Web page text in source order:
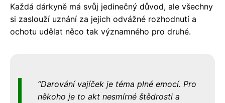
Každá dárkyně má svůj jedinečný důvod, ale všechny
si zaslouží uznání za jejich odvážné rozhodnutí a
ochotu udělat něco tak významného pro druhé.
Darování vajíček je téma plné emocí. Pro
někoho je to akt nesmírné štědrosti a